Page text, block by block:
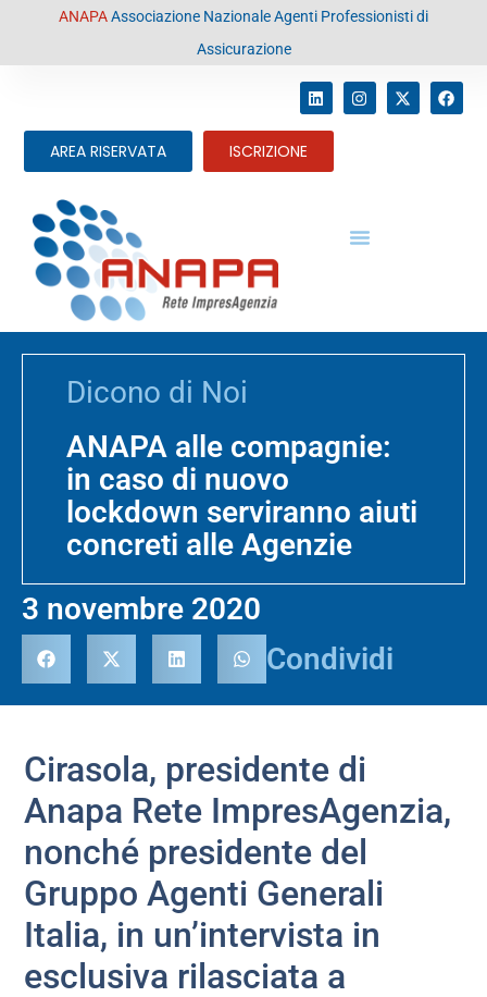
contenutoANAPAAssociazione Nazionale Agenti Professionisti di
Assicurazione
AREA RISERVATA ISCRIZIONE
Dicono di Noi
ANAPA alle compagnie:
in caso di nuovo
lockdown serviranno aiuti
concreti alle Agenzie
3 novembre 2020
Condividi
Cirasola, presidente di
Anapa Rete ImpresAgenzia,
nonché presidente del
Gruppo Agenti Generali
Italia, in un’intervista in
esclusiva rilasciata a